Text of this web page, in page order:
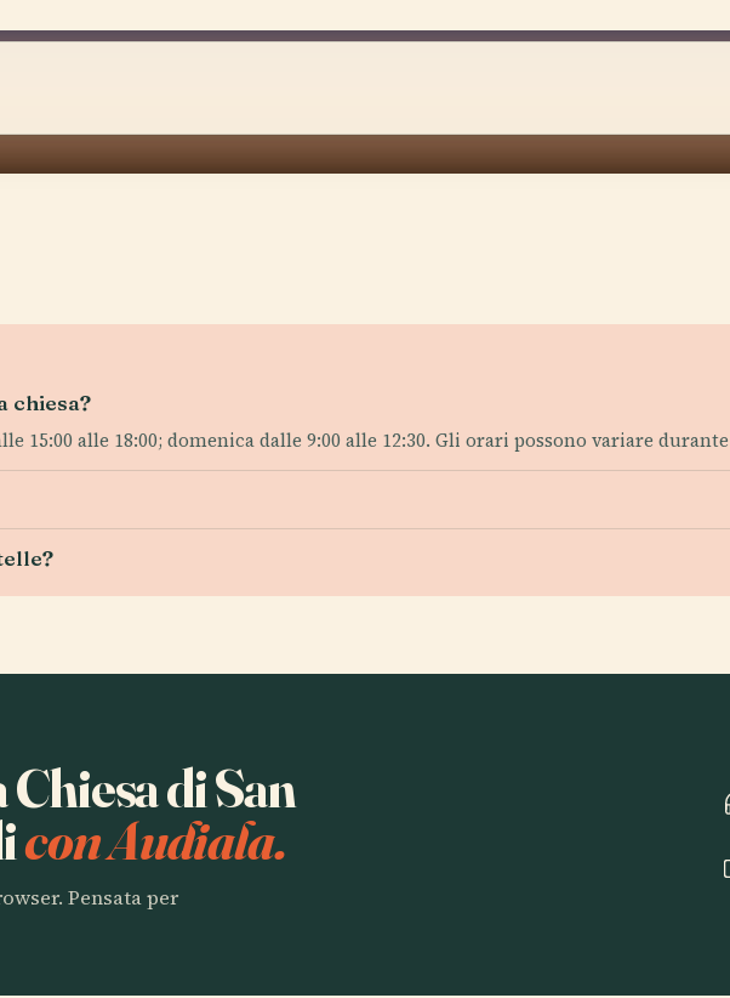
chiesa?
15:00 alle 18:00; domenica dalle 9:00 alle 12:30. Gli orari possono variare
di San
con Audiala.
Pensata per